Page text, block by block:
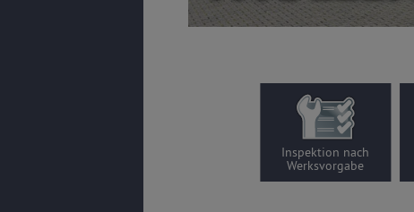
Inspektion nach
Werksvorgabe